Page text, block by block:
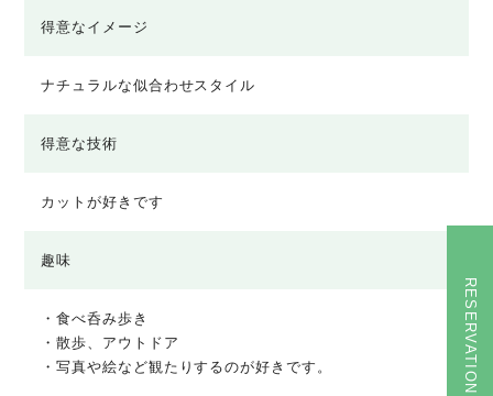
RESERVATION
得意なイメージ
ナチュラルな似合わせスタイル
得意な技術
カットが好きです
趣味
・食べ呑み歩き
・散歩、アウトドア
・写真や絵など観たりするのが好きです。